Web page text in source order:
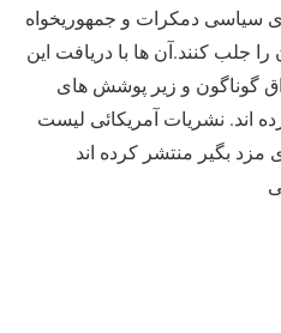
سیاسی دمکرات و جمهوریخواه
را جلب کنند.آن ها با دریافت این
گوناگون و زیر پوشش های
اند. نشریات آمریکائی لیست
مزد بگیر منتشر کرده اند